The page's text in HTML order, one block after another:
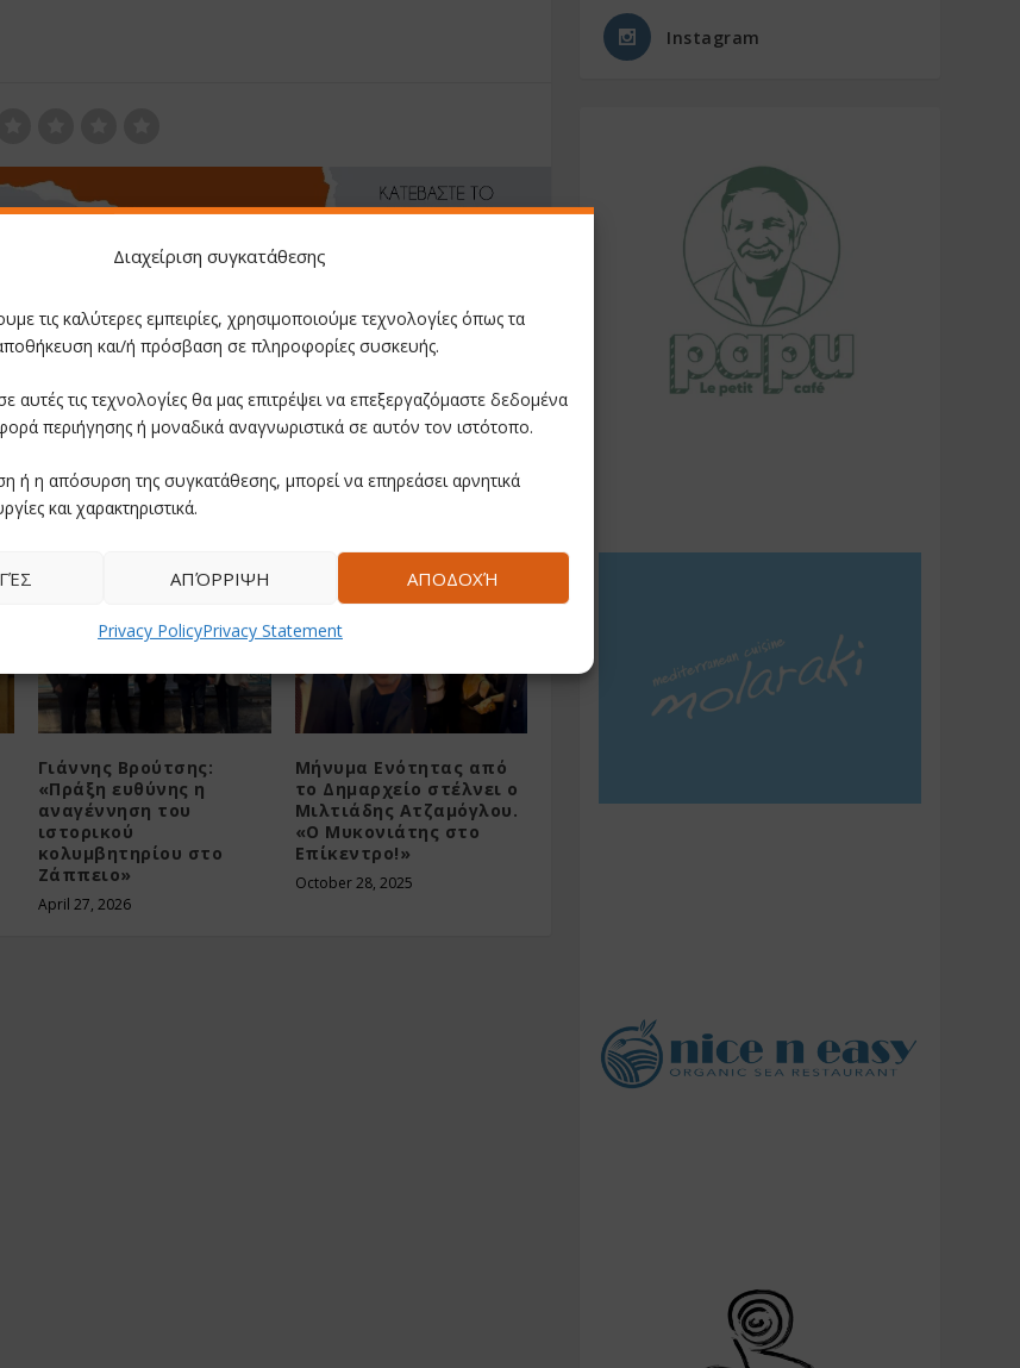
Διαχείριση συγκατάθεσης
τις καλύτερες εμπειρίες, χρησιμοποιούμε τεχνολογίες όπως τα
και/ή πρόσβαση σε πληροφορίες συσκευής.
αυτές τις τεχνολογίες θα μας επιτρέψει να επεξεργαζόμαστε δεδομένα
περιήγησης ή μοναδικά αναγνωριστικά σε αυτόν τον ιστότοπο.
ή η απόσυρση της συγκατάθεσης, μπορεί να επηρεάσει αρνητικά
και χαρακτηριστικά.
ΑΠΟΔΟΧΉ
ΑΠΌΡΡΙΨΗ
Privacy PolicyPrivacy Statement
NEXT
την 14η αγωνιστική (Δείτε LIVE)
Γιάννης Βρούτσης:
«Πράξη ευθύνης η
αναγέννηση του
ιστορικού
κολυμβητηρίου στο
Ζάππειο»
April 27, 2026
Μήνυμα Ενότητας από
το Δημαρχείο στέλνει ο
Μιλτιάδης Ατζαμόγλου.
«Ο Μυκονιάτης στο
Επίκεντρο!»
October 28, 2025
Instagram